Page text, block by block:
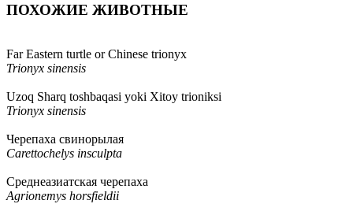
ПОХОЖИЕ ЖИВОТНЫЕ
Far Eastern turtle or Chinese trionyx
Trionyx sinensis
Uzoq Sharq toshbaqasi yoki Xitoy trioniksi
Trionyx sinensis
Черепаха свинорылая
Carettochelys insculpta
Среднеазиатская черепаха
Agrionemys horsfieldii